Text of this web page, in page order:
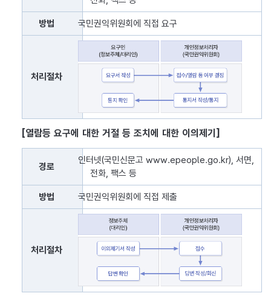
방법 국민권익위원회에 직접 요구
처리절차
[열람등 요구에 대한 거절 등 조치에 대한 이의제기]
열람등 요구에 대한 거절 등 조치에 대한 이의제기 표로 경로, 방법,
경로
인터넷(국민신문고 www.epeople.go.kr), 서면,
전화, 팩스 등
방법 국민권익위원회에 직접 제출
처리절차